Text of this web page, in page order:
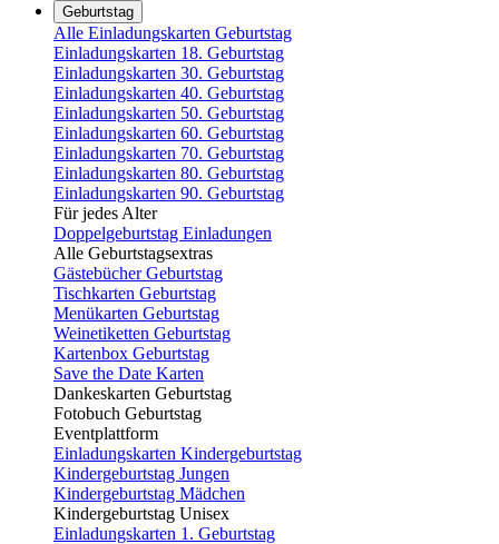
Geburtstag
Alle Einladungskarten Geburtstag
Einladungskarten 18. Geburtstag
Einladungskarten 30. Geburtstag
Einladungskarten 40. Geburtstag
Einladungskarten 50. Geburtstag
Einladungskarten 60. Geburtstag
Einladungskarten 70. Geburtstag
Einladungskarten 80. Geburtstag
Einladungskarten 90. Geburtstag
Für jedes Alter
Doppelgeburtstag Einladungen
Alle Geburtstagsextras
Gästebücher Geburtstag
Tischkarten Geburtstag
Menükarten Geburtstag
Weinetiketten Geburtstag
Kartenbox Geburtstag
Save the Date Karten
Dankeskarten Geburtstag
Fotobuch Geburtstag
Eventplattform
Einladungskarten Kindergeburtstag
Kindergeburtstag Jungen
Kindergeburtstag Mädchen
Kindergeburtstag Unisex
Einladungskarten 1. Geburtstag